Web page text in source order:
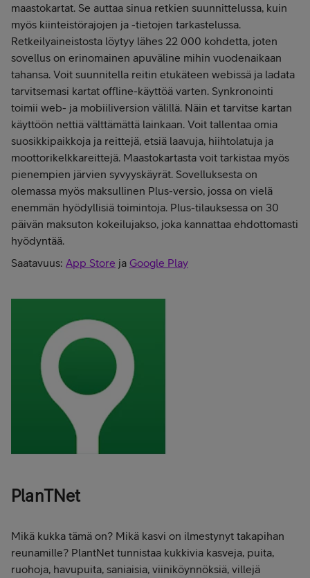
maastokartat. Se auttaa sinua retkien suunnittelussa, kuin
myös kiinteistörajojen ja -tietojen tarkastelussa.
Retkeilyaineistosta löytyy lähes 22 000 kohdetta, joten
sovellus on erinomainen apuväline mihin vuodenaikaan
tahansa. Voit suunnitella reitin etukäteen webissä ja ladata
tarvitsemasi kartat offline-käyttöä varten. Synkronointi
toimii web- ja mobiiliversion välillä. Näin et tarvitse kartan
käyttöön nettiä välttämättä lainkaan. Voit tallentaa omia
suosikkipaikkoja ja reittejä, etsiä laavuja, hiihtolatuja ja
moottorikelkkareittejä. Maastokartasta voit tarkistaa myös
pienempien järvien syvyyskäyrät. Sovelluksesta on
olemassa myös maksullinen Plus-versio, jossa on vielä
enemmän hyödyllisiä toimintoja. Plus-tilauksessa on 30
päivän maksuton kokeilujakso, joka kannattaa ehdottomasti
hyödyntää.
Saatavuus: App Store ja Google Play
PlanTNet
Mikä kukka tämä on? Mikä kasvi on ilmestynyt takapihan
reunamille? PlantNet tunnistaa kukkivia kasveja, puita,
ruohoja, havupuita, saniaisia, viiniköynnöksiä, villejä